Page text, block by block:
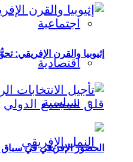
اجتماعية
اقتصادية
سياسية
إثيوبيا والقرن الإفريقي:
الحضور الإفريقي في سباق